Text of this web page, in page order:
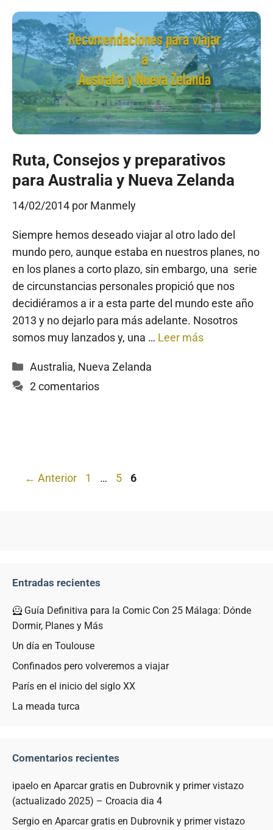
Ruta, Consejos y preparativos
para Australia y Nueva Zelanda
14/02/2014 por Manmely
Siempre hemos deseado viajar al otro lado del
mundo pero, aunque estaba en nuestros planes, no
en los planes a corto plazo, sin embargo, una serie
de circunstancias personales propició que nos
decidiéramos a ir a esta parte del mundo este año
2013 y no dejarlo para más adelante. Nosotros
somos muy lanzados y, una … Leer más
Categorías
Australia, Nueva Zelanda
2 comentarios
← Anterior Página
1 … Página
5 Página
6
Entradas recientes
🦸 Guía Definitiva para la Comic Con 25 Málaga: Dónde
Dormir, Planes y Más
Un día en Toulouse
Confinados pero volveremos a viajar
París en el inicio del siglo XX
La meada turca
Comentarios recientes
ipaelo en Aparcar gratis en Dubrovnik y primer vistazo
(actualizado 2025) – Croacia dia 4
Sergio en Aparcar gratis en Dubrovnik y primer vistazo